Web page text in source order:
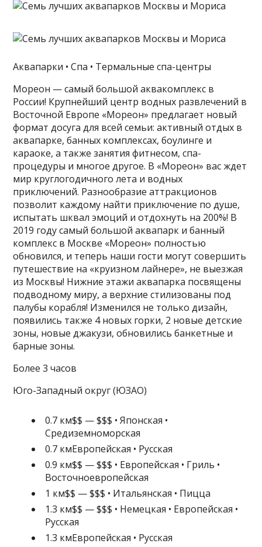
Аквапарки • Спа • Термальные спа-центры
Мореон — самый большой аквакомплекс в
России! Крупнейший центр водных развлечений в
Восточной Европе «Мореон» предлагает новый
формат досуга для всей семьи: активный отдых в
аквапарке, банных комплексах, боулинге и
караоке, а также занятия фитнесом, спа-
процедуры и многое другое. В «Мореон» вас ждет
мир круглогодичного лета и водных
приключений. Разнообразие аттракционов
позволит каждому найти приключение по душе,
испытать шквал эмоций и отдохнуть на 200%! В
2019 году самый большой аквапарк и банный
комплекс в Москве «Мореон» полностью
обновился, и теперь наши гости могут совершить
путешествие на «круизном лайнере», не выезжая
из Москвы! Нижние этажи аквапарка посвящены
подводному миру, а верхние стилизованы под
палубы корабля! Изменился не только дизайн,
появились также 4 новых горки, 2 новые детские
зоны, новые джакузи, обновились банкетные и
барные зоны.
Более 3 часов
Юго-Западный округ (ЮЗАО)
0.7 км$$ — $$$ • Японская •
Средиземноморская
0.7 кмЕвропейская • Русская
0.9 км$$ — $$$ • Европейская • Гриль •
Восточноевропейская
1 км$$ — $$$ • Итальянская • Пицца
1.3 км$$ — $$$ • Немецкая • Европейская •
Русская
1.3 кмЕвропейская • Русская